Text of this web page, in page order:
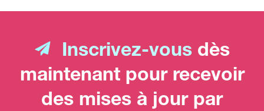
Inscrivez-vous dès
maintenant pour recevoir
des mises à jour par